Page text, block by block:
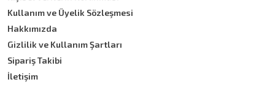
Kullanım ve Üyelik Sözleşmesi
Hakkımızda
Gizlilik ve Kullanım Şartları
Sipariş Takibi
İletişim